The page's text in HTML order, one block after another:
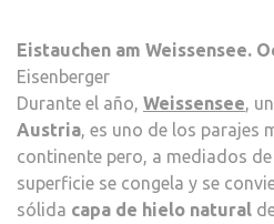
Eistauchen am Weissensee.
Eisenberger
Durante el año, Weissensee,
Austria, es uno de los parajes
continente pero, a mediados
superficie se congela y se
sólida capa de hielo natural